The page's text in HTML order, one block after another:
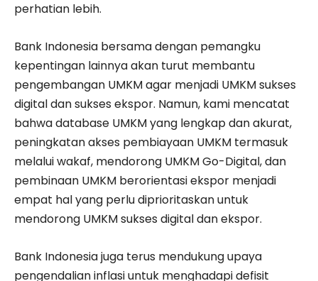
perhatian lebih.
Bank Indonesia bersama dengan pemangku
kepentingan lainnya akan turut membantu
pengembangan UMKM agar menjadi UMKM sukses
digital dan sukses ekspor. Namun, kami mencatat
bahwa database UMKM yang lengkap dan akurat,
peningkatan akses pembiayaan UMKM termasuk
melalui wakaf, mendorong UMKM Go-Digital, dan
pembinaan UMKM berorientasi ekspor menjadi
empat hal yang perlu diprioritaskan untuk
mendorong UMKM sukses digital dan ekspor.
Bank Indonesia juga terus mendukung upaya
pengendalian inflasi untuk menghadapi defisit